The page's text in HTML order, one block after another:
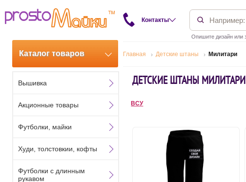
Контакты
Опишите дизайн или
Каталог товаров Главная Детские штаны Милитари
ДЕТСКИЕ ШТАНЫ МИЛИТАРИ
ВСУ
Вышивка
Акционные товары
Футболки, майки
Худи, толстовкии, кофты
Футболки с длинным
рукавом